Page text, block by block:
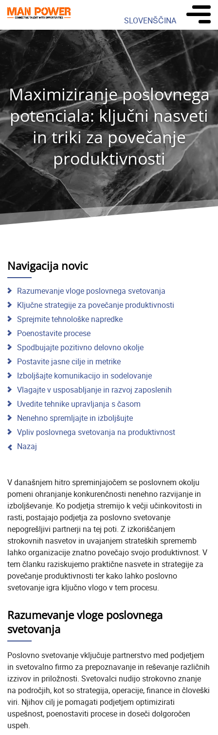
SLOVENŠČINA
Maximiziranje poslovnega
potenciala: ključni nasveti
in triki za povečanje
produktivnosti
Navigacija novic
Razumevanje vloge poslovnega svetovanja
Ključne strategije za povečanje produktivnosti
Sprejmite tehnološke napredke
Poenostavite procese
Spodbujajte pozitivno delovno okolje
Postavite jasne cilje in metrike
Izboljšajte komunikacijo in sodelovanje
Vlagajte v usposabljanje in razvoj zaposlenih
Uvedite tehnike upravljanja s časom
Nenehno spremljajte in izboljšujte
Vpliv poslovnega svetovanja na produktivnost
Nazaj
V današnjem hitro spreminjajočem se poslovnem okolju
pomeni ohranjanje konkurenčnosti nenehno razvijanje in
izboljševanje. Ko podjetja stremijo k večji učinkovitosti in
rasti, postajajo podjetja za poslovno svetovanje
nepogrešljivi partnerji na tej poti. Z izkoriščanjem
strokovnih nasvetov in uvajanjem strateških sprememb
lahko organizacije znatno povečajo svojo produktivnost. V
tem članku raziskujemo praktične nasvete in strategije za
povečanje produktivnosti ter kako lahko poslovno
svetovanje igra ključno vlogo v tem procesu.
Razumevanje vloge poslovnega
svetovanja
Poslovno svetovanje vključuje partnerstvo med podjetjem
in svetovalno firmo za prepoznavanje in reševanje različnih
izzivov in priložnosti. Svetovalci nudijo strokovno znanje
na področjih, kot so strategija, operacije, finance in človeški
viri. Njihov cilj je pomagati podjetjem optimizirati
uspešnost, poenostaviti procese in doseči dolgoročen
uspeh.